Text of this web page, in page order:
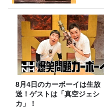
8月4日のカーボーイは生放
送！ゲストは「真空ジェシ
カ」！